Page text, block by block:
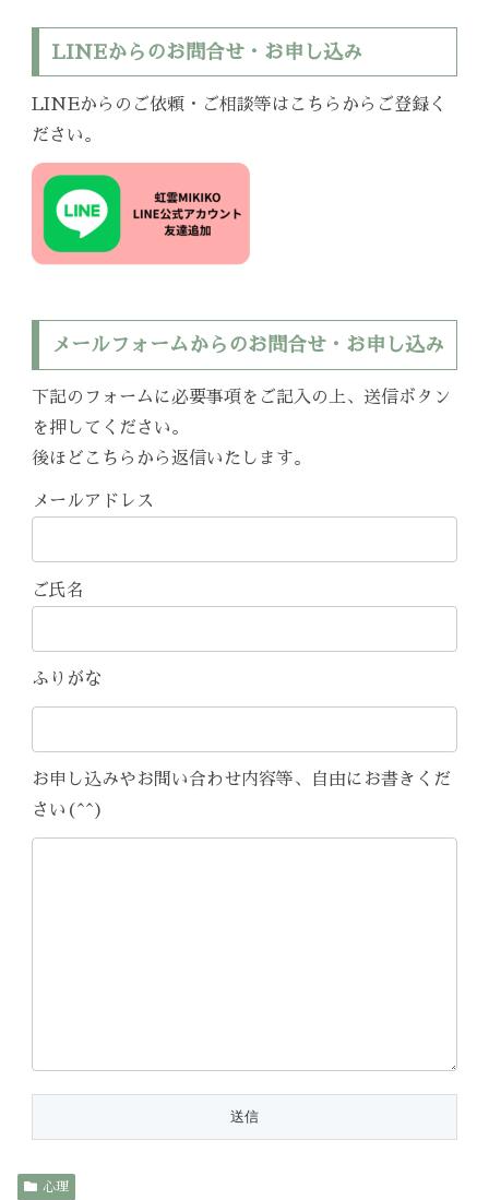
LINEからのお問合せ・お申し込み
LINEからのご依頼・ご相談等はこちらからご登録く
ださい。
メールフォームからのお問合せ・お申し込み
下記のフォームに必要事項をご記入の上、送信ボタン
を押してください。
後ほどこちらから返信いたします。
メールアドレス
ご氏名
ふりがな
お申し込みやお問い合わせ内容等、自由にお書きくだ
さい(^^)
心理